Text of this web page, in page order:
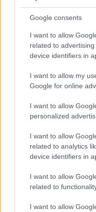
Google consents
I want to allow
related to
device identifiers in
I want to allow my
Google for online
I want to allow
personalized
I want to allow
related to analytics
device identifiers in
I want to allow
related to
I want to allow
Haraszti
A
A második
A holokauszt
Magyar történelem
Magyarország
A holokauszt